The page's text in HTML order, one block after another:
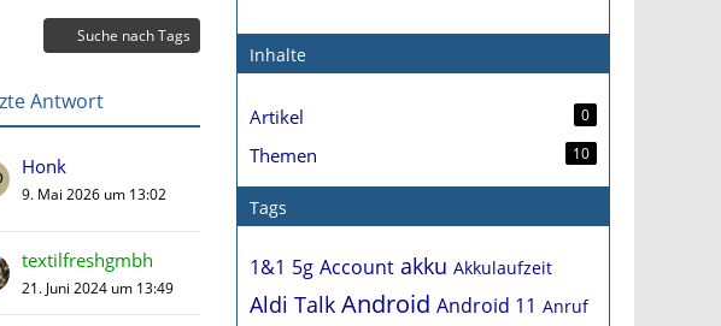
Suche nach Tags
Antwort
Honk
9. Mai 2026 um 13:02
textilfreshgmbh
21. Juni 2024 um 13:49
Inhalte
Artikel 0
Themen 10
Tags
1&1 5g Account akku Akkulaufzeit
Aldi Talk Android Android 11 Anruf